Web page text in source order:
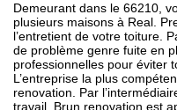
Demeurant dans le 66210,
plusieurs maisons à Real.
l’entretient de votre toiture.
de problème genre fuite en
professionnelles pour éviter
L’entreprise la plus
renovation. Par
travail, Brun renovation est